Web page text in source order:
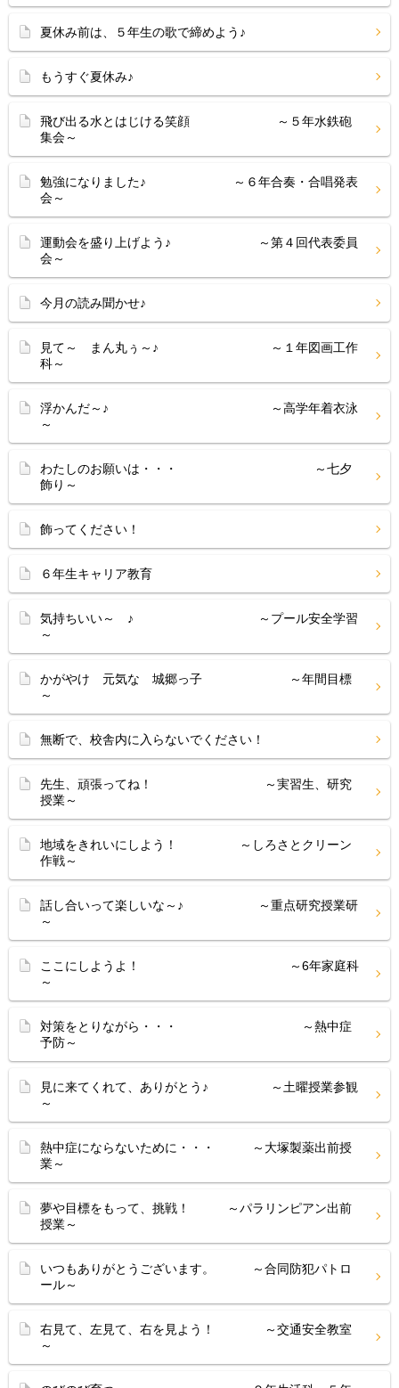
夏休み前は、５年生の歌で締めよう♪
もうすぐ夏休み♪
飛び出る水とはじける笑顔 ～５年水鉄砲
集会～
勉強になりました♪ ～６年合奏・合唱発表
会～
運動会を盛り上げよう♪ ～第４回代表委員
会～
今月の読み聞かせ♪
見て～ まん丸ぅ～♪ ～１年図画工作
科～
浮かんだ～♪ ～高学年着衣泳
～
わたしのお願いは・・・ ～七夕
飾り～
飾ってください！
６年生キャリア教育
気持ちいい～ ♪ ～プール安全学習
～
かがやけ 元気な 城郷っ子 ～年間目標
～
無断で、校舎内に入らないでください！
先生、頑張ってね！ ～実習生、研究
授業～
地域をきれいにしよう！ ～しろさとクリーン
作戦～
話し合いって楽しいな～♪ ～重点研究授業研
～
ここにしようよ！ ～6年家庭科
～
対策をとりながら・・・ ～熱中症
予防～
見に来てくれて、ありがとう♪ ～土曜授業参観
～
熱中症にならないために・・・ ～大塚製薬出前授
業～
夢や目標をもって、挑戦！ ～パラリンピアン出前
授業～
いつもありがとうございます。 ～合同防犯パトロ
ール～
右見て、左見て、右を見よう！ ～交通安全教室
～